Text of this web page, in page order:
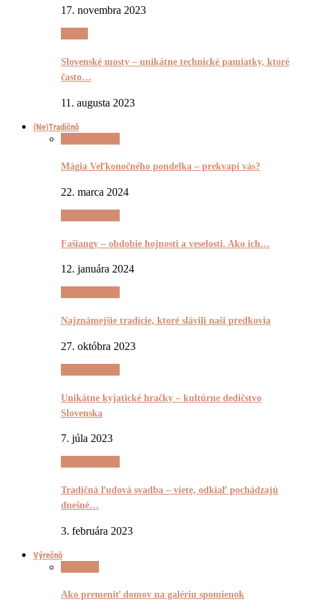
17. novembra 2023
Slovenské mosty – unikátne technické pamiatky, ktoré
často…
11. augusta 2023
(Ne)Tradičnô
Mágia Veľkonočného pondelka – prekvapí vás?
22. marca 2024
Fašiangy – obdobie hojnosti a veselosti. Ako ich…
12. januára 2024
Najznámejšie tradície, ktoré slávili naši predkovia
27. októbra 2023
Unikátne kyjatické hračky – kultúrne dedičstvo
Slovenska
7. júla 2023
Tradičná ľudová svadba – viete, odkiaľ pochádzajú
dnešné…
3. februára 2023
Výrečnô
Ako premeniť domov na galériu spomienok